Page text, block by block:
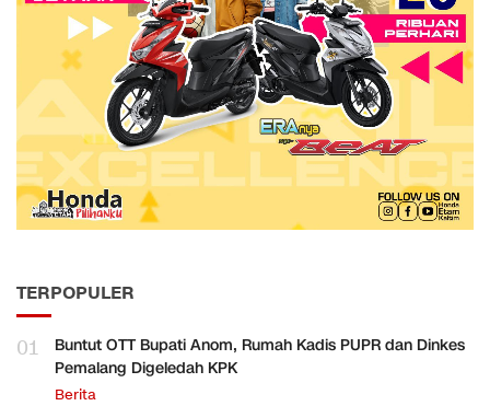
TERPOPULER
01
Buntut OTT Bupati Anom, Rumah Kadis PUPR dan Dinkes
Pemalang Digeledah KPK
Berita